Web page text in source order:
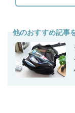
他のおすすめ記事